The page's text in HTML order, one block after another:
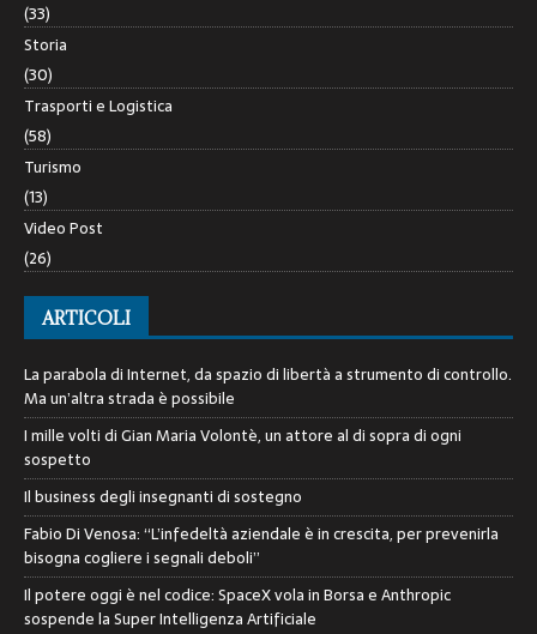
(33)
Storia
(30)
Trasporti e Logistica
(58)
Turismo
(13)
Video Post
(26)
ARTICOLI
La parabola di Internet, da spazio di libertà a strumento di controllo.
Ma un’altra strada è possibile
I mille volti di Gian Maria Volontè, un attore al di sopra di ogni
sospetto
Il business degli insegnanti di sostegno
Fabio Di Venosa: “L’infedeltà aziendale è in crescita, per prevenirla
bisogna cogliere i segnali deboli”
Il potere oggi è nel codice: SpaceX vola in Borsa e Anthropic
sospende la Super Intelligenza Artificiale